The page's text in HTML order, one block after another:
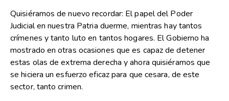
Quisiéramos de nuevo recordar: El papel del Poder
Judicial en nuestra Patria duerme, mientras hay tantos
crímenes y tanto luto en tantos hogares. El Gobierno ha
mostrado en otras ocasiones que es capaz de detener
estas olas de extrema derecha y ahora quisiéramos que
se hiciera un esfuerzo eficaz para que cesara, de este
sector, tanto crimen.